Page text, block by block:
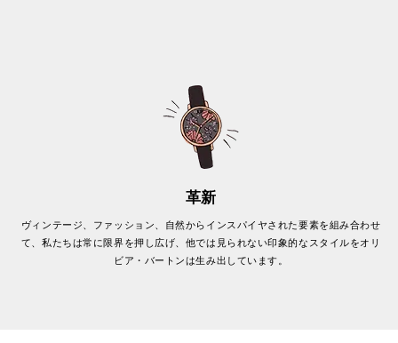
革新
ヴィンテージ、ファッション、自然からインスパイヤされた要素を組み合わせ
て、私たちは常に限界を押し広げ、他では見られない印象的なスタイルをオリ
ビア・バートンは生み出しています。